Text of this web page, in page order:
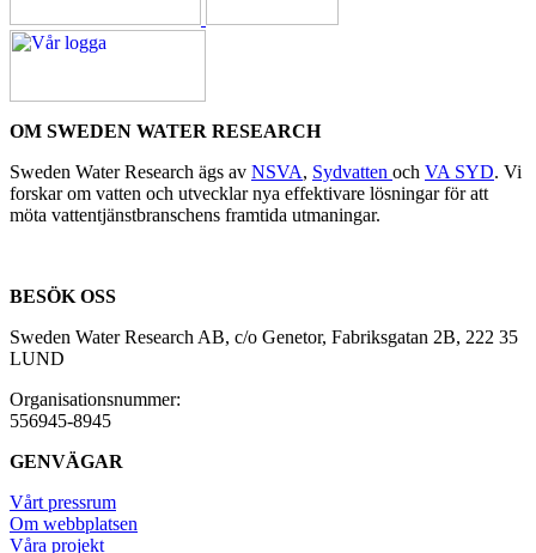
OM SWEDEN WATER RESEARCH
Sweden Water Research ägs av NSVA, Sydvatten och VA SYD. Vi
forskar om vatten och utvecklar nya effektivare lösningar för att
möta vattentjänstbranschens framtida utmaningar.
BESÖK OSS
Sweden Water Research AB, c/o Genetor, Fabriksgatan 2B, 222 35
LUND
Organisationsnummer:
556945-8945
GENVÄGAR
Vårt pressrum
Om webbplatsen
Våra projekt